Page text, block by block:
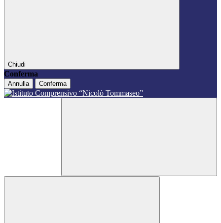
Chiudi
Conferma
Annulla Conferma